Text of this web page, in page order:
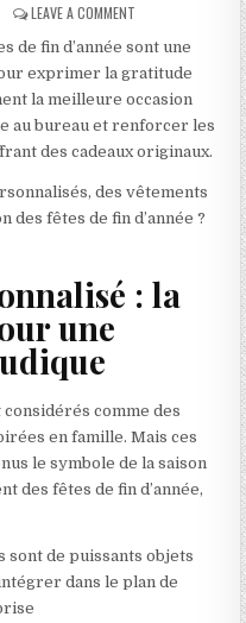
LEAVE A COMMENT ON POURQUOI
de fin d’année sont une
exprimer la gratitude
la meilleure occasion
au bureau et renforcer les
des cadeaux originaux.
des vêtements
fêtes de fin d’année ?
: la
une
comme des
en famille. Mais ces
le symbole de la saison
des fêtes de fin d’année,
sont de puissants objets
dans le plan de